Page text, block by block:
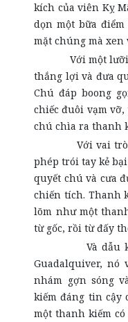
kích của viên Kỵ
dọn một bữa
mặt chúng mà xen
Với một lưỡi
thắng lợi và đưa
Chú đáp boong
chiếc đuôi vạm
chú chìa ra thanh
Với vai trò là
phép trói tay kẻ
quyết chú và cưa
chiến tích. Thanh
lõm như một
từ gốc, rồi từ đấy
Và dẫu
Guadalquiver,
nhám gợn sóng
kiếm đáng tin cậy
một thanh kiếm